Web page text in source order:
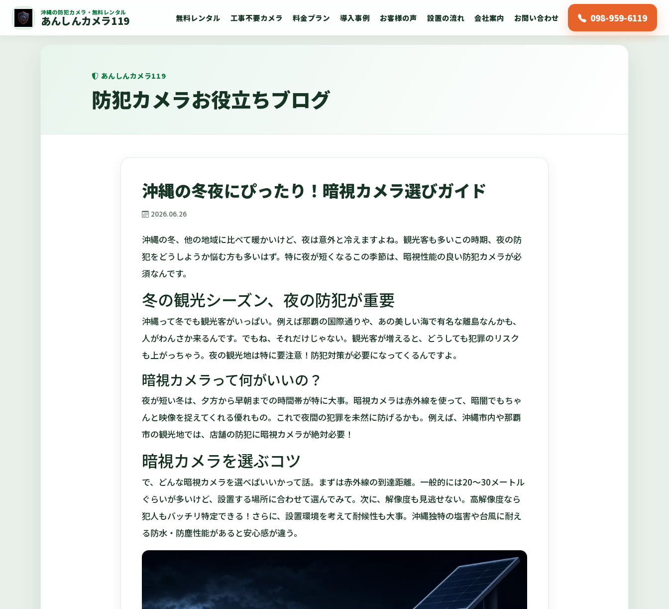
沖縄の防犯カメラ・無料レンタル
あんしんカメラ119 無料レンタル 工事不要カメラ 料金プラン 導入事例 お客様の声 設置の流れ 会社案内 お問い合わせ 098-959-6119
あんしんカメラ119
防犯カメラお役立ちブログ
沖縄の冬夜にぴったり！暗視カメラ選びガイド
2026.06.26
沖縄の冬、他の地域に比べて暖かいけど、夜は意外と冷えますよね。観光客も多いこの時期、夜の防
犯をどうしようか悩む方も多いはず。特に夜が短くなるこの季節は、暗視性能の良い防犯カメラが必
須なんです。
冬の観光シーズン、夜の防犯が重要
沖縄って冬でも観光客がいっぱい。例えば那覇の国際通りや、あの美しい海で有名な離島なんかも、
人がわんさか来るんです。でもね、それだけじゃない。観光客が増えると、どうしても犯罪のリスク
も上がっちゃう。夜の観光地は特に要注意！防犯対策が必要になってくるんですよ。
暗視カメラって何がいいの？
夜が短い冬は、夕方から早朝までの時間帯が特に大事。暗視カメラは赤外線を使って、暗闇でもちゃ
んと映像を捉えてくれる優れもの。これで夜間の犯罪を未然に防げるかも。例えば、沖縄市内や那覇
市の観光地では、店舗の防犯に暗視カメラが絶対必要！
暗視カメラを選ぶコツ
で、どんな暗視カメラを選べばいいかって話。まずは赤外線の到達距離。一般的には20〜30メートル
ぐらいが多いけど、設置する場所に合わせて選んでみて。次に、解像度も見逃せない。高解像度なら
犯人もバッチリ特定できる！さらに、設置環境を考えて耐候性も大事。沖縄独特の塩害や台風に耐え
る防水・防塵性能があると安心感が違う。